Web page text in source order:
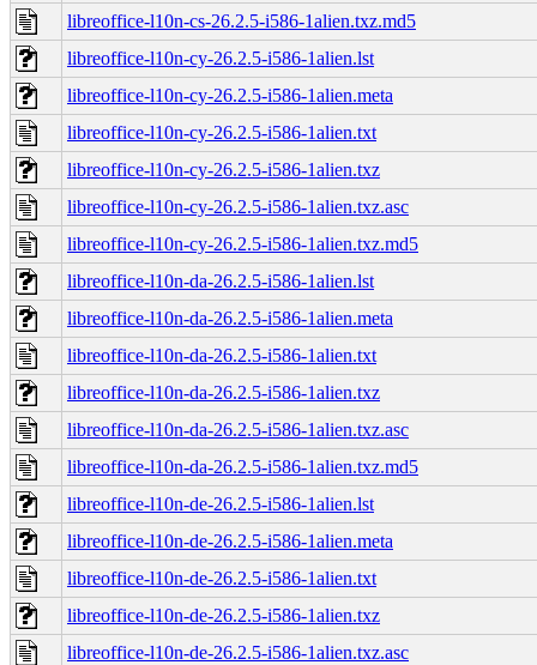
libreoffice-l10n-cs-26.2.5-i586-1alien.txz.md5
libreoffice-l10n-cy-26.2.5-i586-1alien.lst
libreoffice-l10n-cy-26.2.5-i586-1alien.meta
libreoffice-l10n-cy-26.2.5-i586-1alien.txt
libreoffice-l10n-cy-26.2.5-i586-1alien.txz
libreoffice-l10n-cy-26.2.5-i586-1alien.txz.asc
libreoffice-l10n-cy-26.2.5-i586-1alien.txz.md5
libreoffice-l10n-da-26.2.5-i586-1alien.lst
libreoffice-l10n-da-26.2.5-i586-1alien.meta
libreoffice-l10n-da-26.2.5-i586-1alien.txt
libreoffice-l10n-da-26.2.5-i586-1alien.txz
libreoffice-l10n-da-26.2.5-i586-1alien.txz.asc
libreoffice-l10n-da-26.2.5-i586-1alien.txz.md5
libreoffice-l10n-de-26.2.5-i586-1alien.lst
libreoffice-l10n-de-26.2.5-i586-1alien.meta
libreoffice-l10n-de-26.2.5-i586-1alien.txt
libreoffice-l10n-de-26.2.5-i586-1alien.txz
libreoffice-l10n-de-26.2.5-i586-1alien.txz.asc